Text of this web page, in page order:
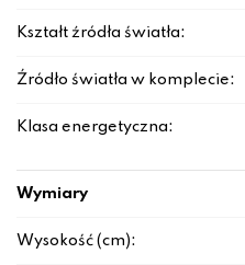
Kształt źródła światła:
Źródło światła w komplecie:
Klasa energetyczna:
Wymiary
Wysokość (cm):